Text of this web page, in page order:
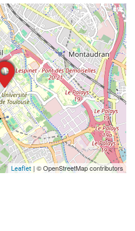
Leaflet| © OpenStreetMap contributors